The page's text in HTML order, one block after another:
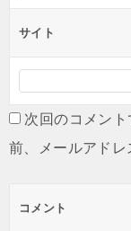
サイト
次回のコメン
前、メールアドレ
コメント